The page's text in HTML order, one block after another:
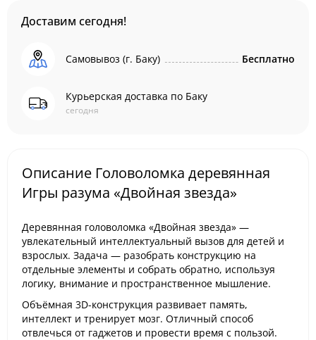
Доставим сегодня!
Самовывоз (г. Баку) Бесплатно
Курьерская доставка по Баку
сегодня
Описание Головоломка деревянная
Игры разума «Двойная звезда»
Деревянная головоломка «Двойная звезда» —
увлекательный интеллектуальный вызов для детей и
взрослых. Задача — разобрать конструкцию на
отдельные элементы и собрать обратно, используя
логику, внимание и пространственное мышление.
Объёмная 3D-конструкция развивает память,
интеллект и тренирует мозг. Отличный способ
отвлечься от гаджетов и провести время с пользой.